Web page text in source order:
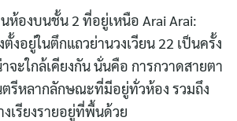
ห้องบนชั้น 2 ที่อยู่เหนือ Arai Arai:
งอยู่ในตึกแถวย่านวงเวียน 22 เป็นครั้ง
จะใกล้เคียงกัน นั่นคือ การกวาดสายตา
ตรีหลากลักษณะที่มีอยู่ทั่วห้อง รวมถึง
เรียงรายอยู่ที่พื้นด้วย